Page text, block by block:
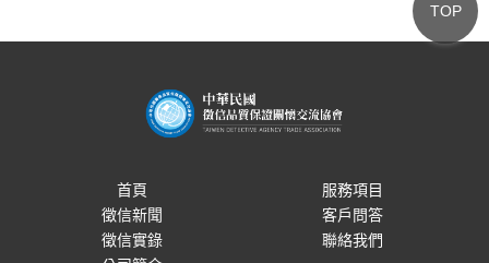
TOP
首頁
服務項目
徵信新聞
客戶問答
徵信實錄
聯絡我們